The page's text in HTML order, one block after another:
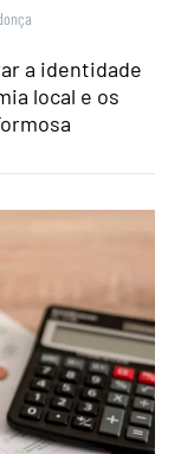
a identidade
local e os